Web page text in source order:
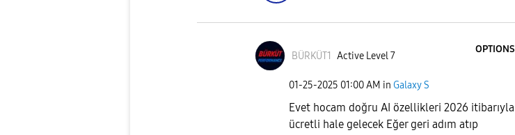
BÜRKÜT1 Active Level 7
OPTIONS
‎01-25-2025 01:00 AM in Galaxy S
Evet hocam doğru AI özellikleri 2026 itibarıyla
ücretli hale gelecek Eğer geri adım atıp